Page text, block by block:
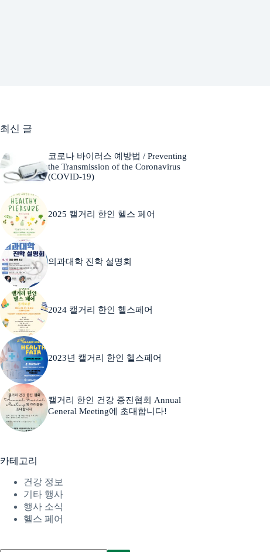
최신 글
코로나 바이러스 예방법 / Preventing
the Transmission of the Coronavirus
(COVID-19)
2025 캘거리 한인 헬스 페어
의과대학 진학 설명회
2024 캘거리 한인 헬스페어
2023년 캘거리 한인 헬스페어
캘거리 한인 건강 증진협회 Annual
General Meeting에 초대합니다!
카테고리
건강 정보
기타 행사
행사 소식
헬스 페어